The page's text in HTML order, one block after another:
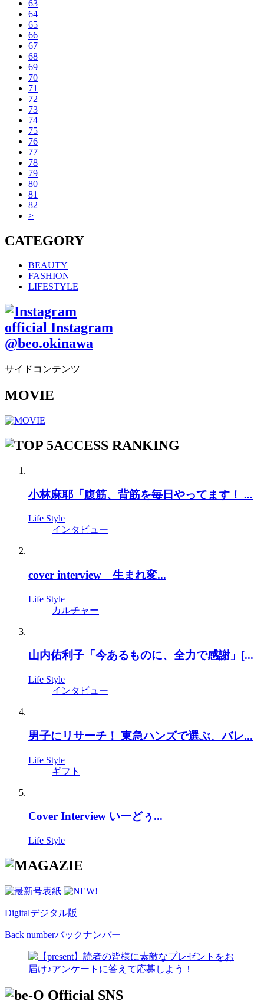
63
64
65
66
67
68
69
70
71
72
73
74
75
76
77
78
79
80
81
82
>
CATEGORY
BEAUTY
FASHION
LIFESTYLE
official Instagram
@beo.okinawa
サイドコンテンツ
MOVIE
ACCESS RANKING
小林麻耶「腹筋、背筋を毎日やってます！ ...
Life Style
インタビュー
cover interview 生まれ変...
Life Style
カルチャー
山内佑利子「今あるものに、全力で感謝」[...
Life Style
インタビュー
男子にリサーチ！ 東急ハンズで選ぶ、バレ...
Life Style
ギフト
Cover Interview いーどぅ...
Life Style
Digitalデジタル版
Back numberバックナンバー